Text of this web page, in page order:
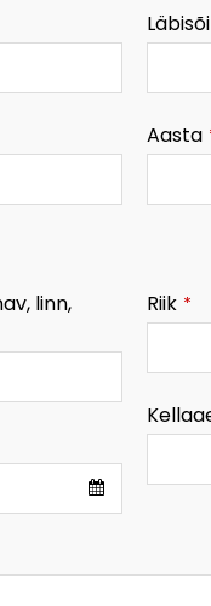
Aasta
linn,
Riik *